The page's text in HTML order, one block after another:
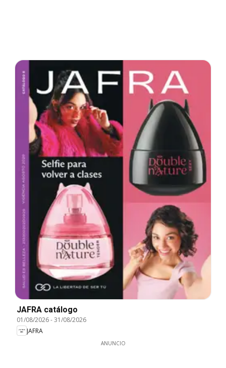
JAFRA catálogo
01/08/2026-31/08/2026
JAFRA
ANUNCIO